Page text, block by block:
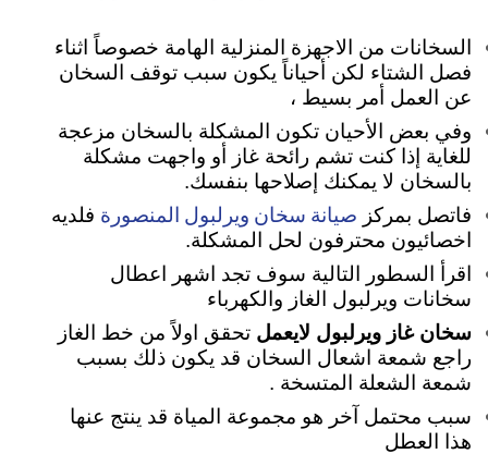
السخانات من الاجهزة المنزلية الهامة خصوصاً اثناء
فصل الشتاء لكن أحياناً يكون سبب توقف السخان
عن العمل أمر بسيط ،
وفي بعض الأحيان تكون المشكلة بالسخان مزعجة
للغاية إذا كنت تشم رائحة غاز أو واجهت مشكلة
بالسخان لا يمكنك إصلاحها بنفسك.
فاتصل بمركز صيانة سخان ويرلبول المنصورة فلديه
اخصائيون محترفون لحل المشكلة.
اقرأ السطور التالية سوف تجد اشهر اعطال
سخانات ويرلبول الغاز والكهرباء
سخان غاز ويرلبول لايعمل تحقق اولاً من خط الغاز
راجع شمعة اشعال السخان قد يكون ذلك بسبب
شمعة الشعلة المتسخة .
سبب محتمل آخر هو مجموعة المياة قد ينتج عنها
هذا العطل